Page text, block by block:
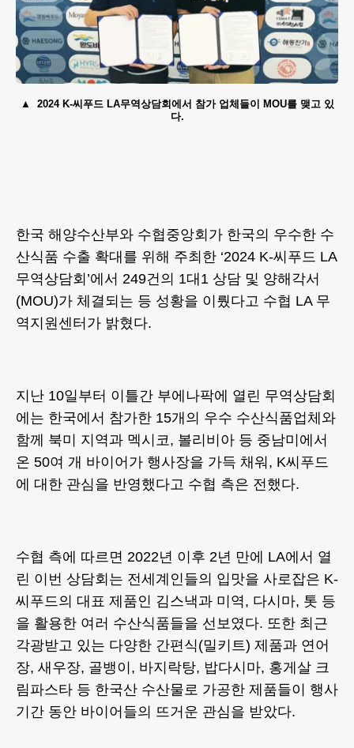
2024 K-씨푸드 LA무역상담회에서 참가 업체들이 MOU를 맺고 있
다.
한국 해양수산부와 수협중앙회가 한국의 우수한 수
산식품 수출 확대를 위해 주최한 ‘2024 K-씨푸드 LA
무역상담회’에서 249건의 1대1 상담 및 양해각서
(MOU)가 체결되는 등 성황을 이뤘다고 수협 LA 무
역지원센터가 밝혔다.
지난 10일부터 이틀간 부에나팍에 열린 무역상담회
에는 한국에서 참가한 15개의 우수 수산식품업체와
함께 북미 지역과 멕시코, 볼리비아 등 중남미에서
온 50여 개 바이어가 행사장을 가득 채워, K씨푸드
에 대한 관심을 반영했다고 수협 측은 전했다.
수협 측에 따르면 2022년 이후 2년 만에 LA에서 열
린 이번 상담회는 전세계인들의 입맛을 사로잡은 K-
씨푸드의 대표 제품인 김스낵과 미역, 다시마, 톳 등
을 활용한 여러 수산식품들을 선보였다. 또한 최근
각광받고 있는 다양한 간편식(밀키트) 제품과 연어
장, 새우장, 골뱅이, 바지락탕, 밥다시마, 홍게살 크
림파스타 등 한국산 수산물로 가공한 제품들이 행사
기간 동안 바이어들의 뜨거운 관심을 받았다.